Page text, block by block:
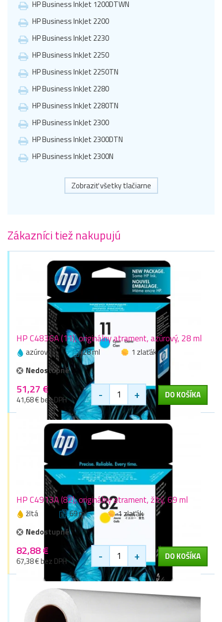
HP Business InkJet 1200DTWN
HP Business InkJet 2200
HP Business InkJet 2230
HP Business InkJet 2250
HP Business InkJet 2250TN
HP Business InkJet 2280
HP Business InkJet 2280TN
HP Business InkJet 2300
HP Business InkJet 2300DTN
HP Business InkJet 2300N
Zobraziť všetky tlačiarne
Zákazníci tiež nakupujú
HP C4836A (11), originálny atrament, azúrový, 28 ml
azúrová 28 ml
1 zlaťák
Nedostupné
51,27 €
41,68 € bez DPH - + DO KOŠÍKA
HP C4913A (82), originálny atrament, žltý, 69 ml
žltá 69 ml
1 zlaťák
Nedostupné
82,88 €
67,38 € bez DPH - + DO KOŠÍKA